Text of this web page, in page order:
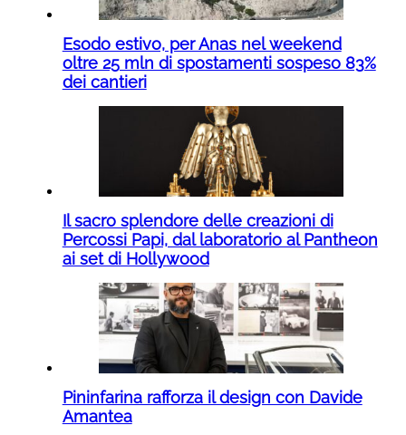
Esodo estivo, per Anas nel weekend
oltre 25 mln di spostamenti sospeso 83%
dei cantieri
Il sacro splendore delle creazioni di
Percossi Papi, dal laboratorio al Pantheon
ai set di Hollywood
Pininfarina rafforza il design con Davide
Amantea